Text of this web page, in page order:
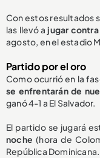
Con estos resultados
las llevó ajugar
agosto, en el estadio
Partido por el oro
Como ocurrió en la
se enfrentarán de
ganó 4-1 a El Salvador.
El partido se jugará
noche (hora de
República Dominicana.